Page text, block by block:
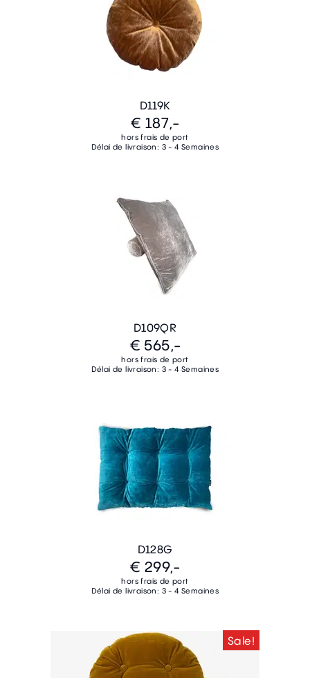
D119K
€ 187,-
hors frais de port
Délai de livraison: 3 - 4 Semaines
D109QR
€ 565,-
hors frais de port
Délai de livraison: 3 - 4 Semaines
D128G
€ 299,-
hors frais de port
Délai de livraison: 3 - 4 Semaines
Sale!